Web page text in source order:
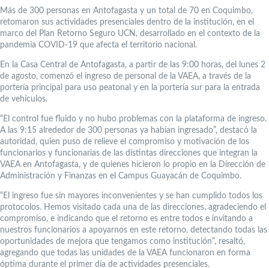
Más de 300 personas en Antofagasta y un total de 70 en Coquimbo,
retomaron sus actividades presenciales dentro de la institución, en el
marco del Plan Retorno Seguro UCN, desarrollado en el contexto de la
pandemia COVID-19 que afecta el territorio nacional.
En la Casa Central de Antofagasta, a partir de las 9:00 horas, del lunes 2
de agosto, comenzó el ingreso de personal de la VAEA, a través de la
portería principal para uso peatonal y en la portería sur para la entrada
de vehículos.
“El control fue fluido y no hubo problemas con la plataforma de ingreso.
A las 9:15 alrededor de 300 personas ya habían ingresado”, destacó la
autoridad, quien puso de relieve el compromiso y motivación de los
funcionarios y funcionarias de las distintas direcciones que integran la
VAEA en Antofagasta, y de quienes hicieron lo propio en la Dirección de
Administración y Finanzas en el Campus Guayacán de Coquimbo.
“El ingreso fue sin mayores inconvenientes y se han cumplido todos los
protocolos. Hemos visitado cada una de las direcciones, agradeciendo el
compromiso, e indicando que el retorno es entre todos e invitando a
nuestros funcionarios a apoyarnos en este retorno, detectando todas las
oportunidades de mejora que tengamos como institución”, resaltó,
agregando que todas las unidades de la VAEA funcionaron en forma
óptima durante el primer día de actividades presenciales.